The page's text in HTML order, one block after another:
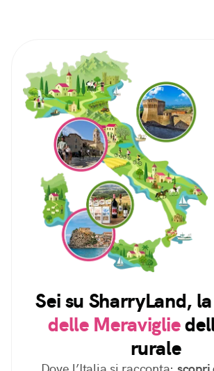
Sei su SharryLand, la
delle Meraviglie
rurale